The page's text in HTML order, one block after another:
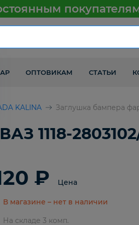
ОПТОВИКАМ СТАТЬИ
KALINA Заглушка бампера
1118-
₽ Цена
В магазине – нет в наличии
На складе 3 комп.